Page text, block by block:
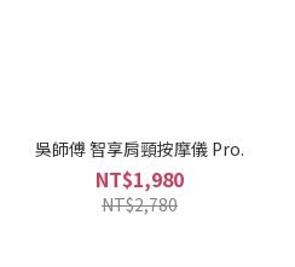
吳師傅 智享肩頸按摩儀 Pro.
NT$1,980
NT$2,780